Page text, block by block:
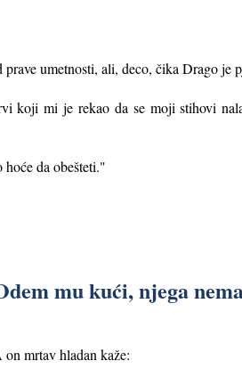
umetnosti, ali, deco, čika Drago je
koji mi je rekao da se moji stihovi
da obešteti."
mu kući, njega
mrtav hladan kaže: